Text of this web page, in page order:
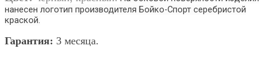
нанесен логотип производителя Бойко-Спорт серебристой
краской.
Гарантия: 3 месяца.